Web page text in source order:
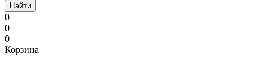
Найти
0
0
0
Корзина